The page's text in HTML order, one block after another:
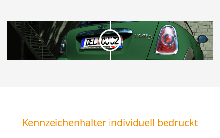
Kennzeichenhalter individuell bedruckt